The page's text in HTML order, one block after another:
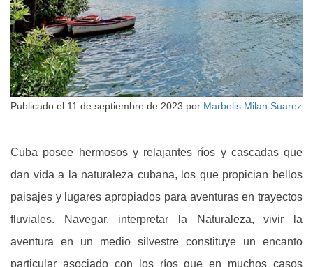
Publicado el 11 de septiembre de 2023 por Marbelis Milan Suarez
Cuba posee hermosos y relajantes ríos y cascadas que
dan vida a la naturaleza cubana, los que propician bellos
paisajes y lugares apropiados para aventuras en trayectos
fluviales. Navegar, interpretar la Naturaleza, vivir la
aventura en un medio silvestre constituye un encanto
particular asociado con los ríos que en muchos casos